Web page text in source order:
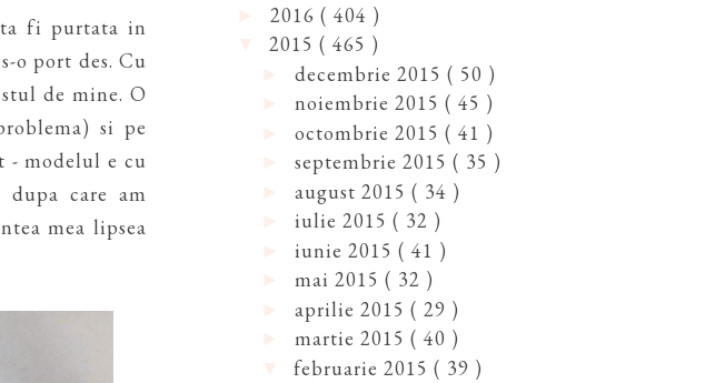
fi purtata in
o port des. Cu
de mine. O
si pe
- modelul e cu
care am
mea lipsea
2016 ( 404 )
2015 ( 465 )
decembrie 2015 ( 50 )
noiembrie 2015 ( 45 )
octombrie 2015 ( 41 )
septembrie 2015 ( 35 )
august 2015 ( 34 )
iulie 2015 ( 32 )
iunie 2015 ( 41 )
mai 2015 ( 32 )
aprilie 2015 ( 29 )
martie 2015 ( 40 )
februarie 2015 ( 39 )